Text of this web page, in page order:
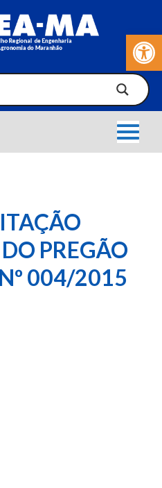
Barra de
PREGÃO
004/2015